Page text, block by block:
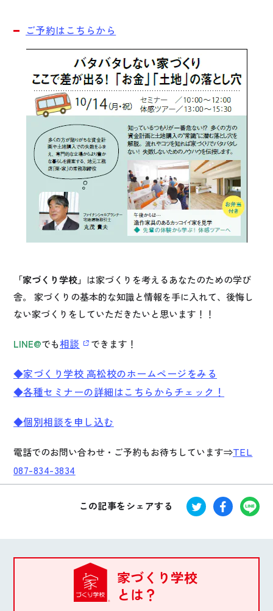
ご予約はこちらから
「家づくり学校」 は家づくりを考えるあなたのための学び
舎。 家づくりの基本的な知識と情報を手に入れて、後悔し
ない家づくりをしていただきたいと思います！！
LINE@でも相談 できます！
◆家づくり学校 高松校のホームページをみる
◆各種セミナーの詳細はこちらからチェック！
◆個別相談を申し込む
電話でのお問い合わせ・ご予約もお待ちしています⇒TEL
087-834-3834
この記事をシェアする
家づくり学校
とは？